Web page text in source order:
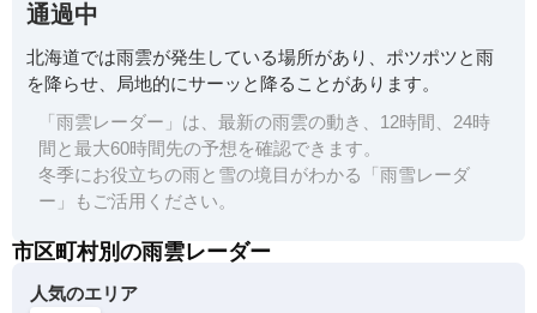
通過中
北海道では雨雲が発生している場所があり、ポツポツと雨
を降らせ、局地的にサーッと降ることがあります。
「雨雲レーダー」は、最新の雨雲の動き、12時間、24時
間と最大60時間先の予想を確認できます。
冬季にお役立ちの雨と雪の境目がわかる「雨雪レーダ
ー」もご活用ください。
市区町村別の雨雲レーダー
人気のエリア